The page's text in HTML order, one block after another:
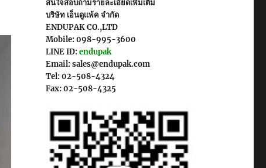
สนใจสอบถามรายละเอียดเพิ่มเติม
บริษัท เอ็นดูแพ้ค จำกัด
ENDUPAK CO.,LTD
Mobile: 098-995-3600
LINE ID:endupak
Email: sales@endupak.com
Tel: 02-508-4324
Fax: 02-508-4325